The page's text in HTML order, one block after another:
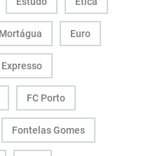
Euro
Expresso
FC Porto
Fontelas Gomes